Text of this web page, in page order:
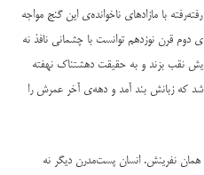
با مازادهای ناخوانده‌ی این گنج مواجه
دوم قرن نوزدهم توانست با چشمانی نافذ نه
نقب بزند و به حقیقت دهشتناک نهفته
شد که زبانش بند آمد و دهه‌ی آخر عمرش را
همان نفرینش. انسان پست‌مدرن دیگر نه